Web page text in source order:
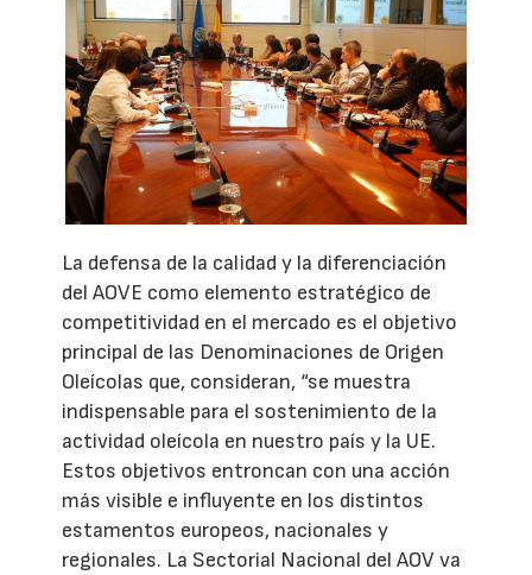
La defensa de la calidad y la diferenciación
del AOVE como elemento estratégico de
competitividad en el mercado es el objetivo
principal de las Denominaciones de Origen
Oleícolas que, consideran, “se muestra
indispensable para el sostenimiento de la
actividad oleícola en nuestro país y la UE.
Estos objetivos entroncan con una acción
más visible e influyente en los distintos
estamentos europeos, nacionales y
regionales. La Sectorial Nacional del AOV va